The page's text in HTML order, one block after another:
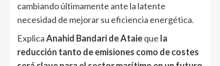
cambiando últimamente ante la latente
necesidad de mejorar su eficiencia energética.
ExplicaAnahid Bandari de Ataieque la
reducción tanto de emisiones como de costes